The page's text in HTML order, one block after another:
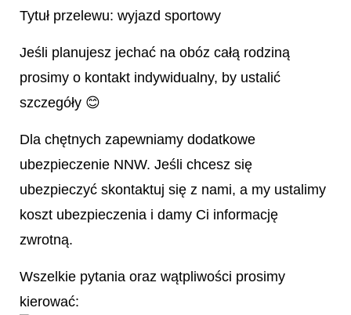
Tytuł przelewu: wyjazd sportowy
Jeśli planujesz jechać na obóz całą rodziną
prosimy o kontakt indywidualny, by ustalić
szczegóły 😊
Dla chętnych zapewniamy dodatkowe
ubezpieczenie NNW. Jeśli chcesz się
ubezpieczyć skontaktuj się z nami, a my ustalimy
koszt ubezpieczenia i damy Ci informację
zwrotną.
Wszelkie pytania oraz wątpliwości prosimy
kierować: